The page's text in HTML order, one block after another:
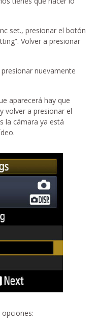
set., presionar el botón
Volver a presionar
presionar nuevamente
aparecerá hay que
volver a presionar el
la cámara ya está